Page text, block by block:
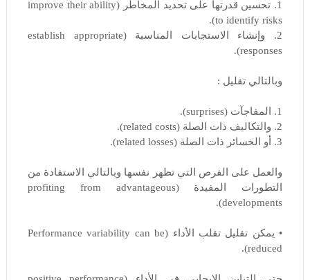
1. تحسين قدرتها على تحديد المخاطر (improve their ability
to identify risks).
2. وإنشاء الاستجابات المناسبة (establish appropriate
responses).
وبالتالي تقليل :
1. المفاجآت (surprises).
2. والتكاليف ذات الصلة (related costs).
3. أو الخسائر ذات الصلة (related losses).
والعمل على الفرص التي تظهر نفسها وبالتالي الاستفادة من
التطورات المفيدة (profiting from advantageous
developments).
• يمكن تقليل تقلب الأداء (Performance variability can be
reduced).